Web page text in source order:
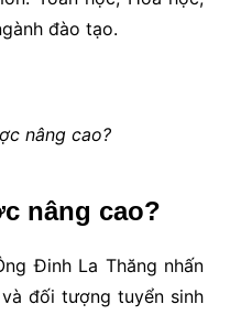
đào tạo.
nâng cao?
nâng cao?
Đinh La Thăng nhấn
đối tượng tuyển sinh